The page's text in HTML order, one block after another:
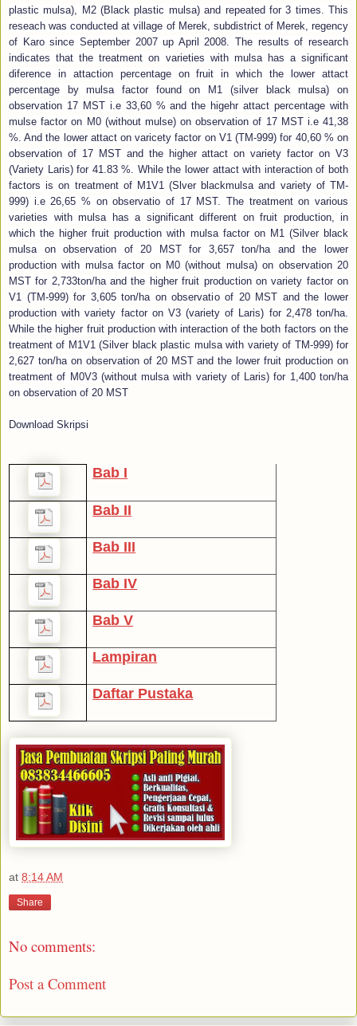
plastic mulsa), M2 (Black plastic mulsa) and repeated for 3 times. This
reseach was conducted at village of Merek, subdistrict of Merek, regency
of Karo since September 2007 up April 2008. The results of research
indicates that the treatment on varieties with mulsa has a significant
diference in attaction percentage on fruit in which the lower attact
percentage by mulsa factor found on M1 (silver black mulsa) on
observation 17 MST i.e 33,60 % and the higehr attact percentage with
mulse factor on M0 (without mulse) on observation of 17 MST i.e 41,38
%. And the lower attact on varicety factor on V1 (TM-999) for 40,60 % on
observation of 17 MST and the higher attact on variety factor on V3
(Variety Laris) for 41.83 %. While the lower attact with interaction of both
factors is on treatment of M1V1 (Slver blackmulsa and variety of TM-
999) i.e 26,65 % on observatio of 17 MST. The treatment on various
varieties with mulsa has a significant different on fruit production, in
which the higher fruit production with mulsa factor on M1 (Silver black
mulsa on observation of 20 MST for 3,657 ton/ha and the lower
production with mulsa factor on M0 (without mulsa) on observation 20
MST for 2,733ton/ha and the higher fruit production on variety factor on
V1 (TM-999) for 3,605 ton/ha on observatio of 20 MST and the lower
production with variety factor on V3 (variety of Laris) for 2,478 ton/ha.
While the higher fruit production with interaction of the both factors on the
treatment of M1V1 (Silver black plastic mulsa with variety of TM-999) for
2,627 ton/ha on observation of 20 MST and the lower fruit production on
treatment of M0V3 (without mulsa with variety of Laris) for 1,400 ton/ha
on observation of 20 MST
Download Skripsi
Bab I
Bab II
Bab III
Bab IV
Bab V
Lampiran
Daftar Pustaka
at 8:14 AM
Share
No comments:
Post a Comment